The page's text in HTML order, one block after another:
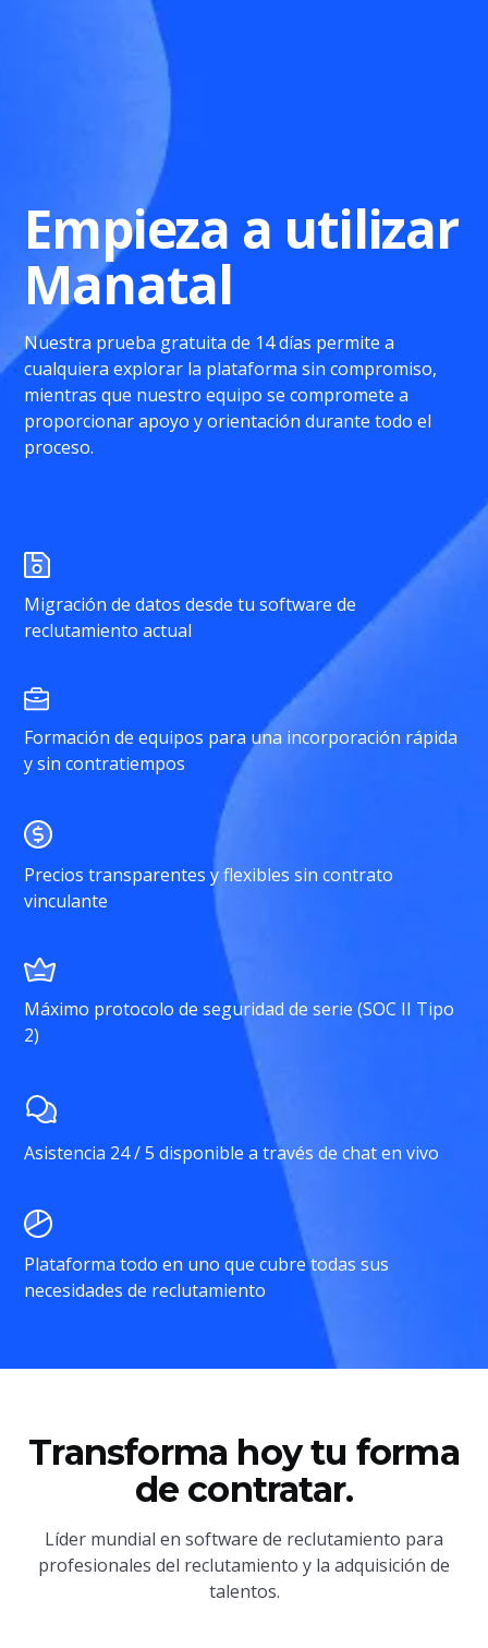
Empieza a utilizar
Manatal
Nuestra prueba gratuita de 14 días permite a
cualquiera explorar la plataforma sin compromiso,
mientras que nuestro equipo se compromete a
proporcionar apoyo y orientación durante todo el
proceso.
Migración de datos desde tu software de
reclutamiento actual
Formación de equipos para una incorporación rápida
y sin contratiempos
Precios transparentes y flexibles sin contrato
vinculante
Máximo protocolo de seguridad de serie (SOC II Tipo
2)
Asistencia 24 / 5 disponible a través de chat en vivo
Plataforma todo en uno que cubre todas sus
necesidades de reclutamiento
Transforma hoy tu forma
de contratar.
Líder mundial en software de reclutamiento para
profesionales del reclutamiento y la adquisición de
talentos.